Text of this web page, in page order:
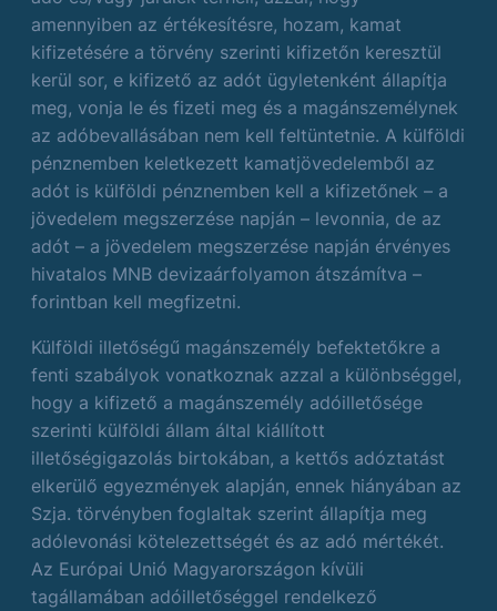
amennyiben az értékesítésre, hozam, kamat
kifizetésére a törvény szerinti kifizetőn keresztül
kerül sor, e kifizető az adót ügyletenként állapítja
meg, vonja le és fizeti meg és a magánszemélynek
az adóbevallásában nem kell feltüntetnie. A külföldi
pénznemben keletkezett kamatjövedelemből az
adót is külföldi pénznemben kell a kifizetőnek – a
jövedelem megszerzése napján – levonnia, de az
adót – a jövedelem megszerzése napján érvényes
hivatalos MNB devizaárfolyamon átszámítva –
forintban kell megfizetni.
Külföldi illetőségű magánszemély befektetőkre a
fenti szabályok vonatkoznak azzal a különbséggel,
hogy a kifizető a magánszemély adóilletősége
szerinti külföldi állam által kiállított
illetőségigazolás birtokában, a kettős adóztatást
elkerülő egyezmények alapján, ennek hiányában az
Szja. törvényben foglaltak szerint állapítja meg
adólevonási kötelezettségét és az adó mértékét.
Az Európai Unió Magyarországon kívüli
tagállamában adóilletőséggel rendelkező